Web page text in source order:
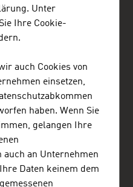
2&3
Unter
Ihre Cookie-
auch Cookies von
einsetzen,
haben. Wenn Sie
gelangen Ihre
auch an Unternehmen
Daten keinem dem